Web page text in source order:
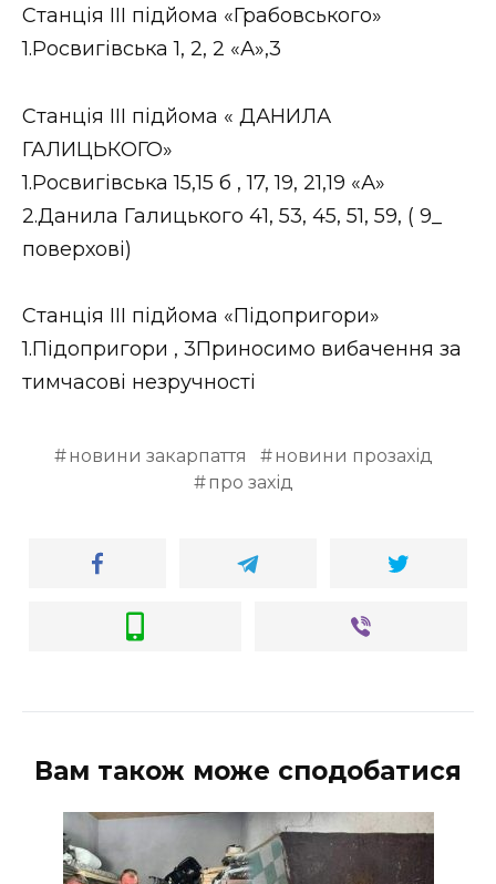
Станція ІІІ підйома «Грабовського»
1.Росвигівська 1, 2, 2 «А»,3
Cтанція ІІІ підйома « ДАНИЛА
ГАЛИЦЬКОГО»
1.Росвигівська 15,15 б , 17, 19, 21,19 «А»
2.Данила Галицького 41, 53, 45, 51, 59, ( 9_
поверхові)
Станція ІІІ підйома «Підопригори»
1.Підопригори , 3Приносимо вибачення за
тимчасові незручності
новини закарпаття
новини прозахід
про захід
Вам також може сподобатися